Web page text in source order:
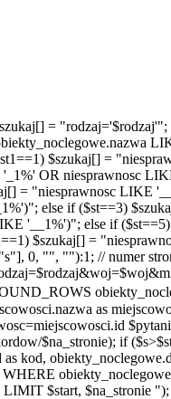
=
$szukaj[] =
OR niesprawnosc
= "niesprawnosc LIKE
else if ($st==3)
'__1%')"; else if
$szukaj[] =
0, "", ""):1; // numer
as
$na_stronie); if
kod,
$start, $na_stronie